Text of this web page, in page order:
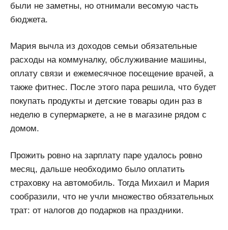
были не заметны, но отнимали весомую часть
бюджета.
Мария вычла из доходов семьи обязательные
расходы на коммуналку, обслуживание машины,
оплату связи и ежемесячное посещение врачей, а
также фитнес. После этого пара решила, что будет
покупать продукты и детские товары один раз в
неделю в супермаркете, а не в магазине рядом с
домом.
Прожить ровно на зарплату паре удалось ровно
месяц, дальше необходимо было оплатить
страховку на автомобиль. Тогда Михаил и Мария
сообразили, что не учли множество обязательных
трат: от налогов до подарков на праздники.